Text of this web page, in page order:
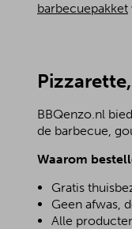
barbecuepakket
BBQenzo.nl
de barbecue,
Waarom
Gratis
Geen afwas,
Alle